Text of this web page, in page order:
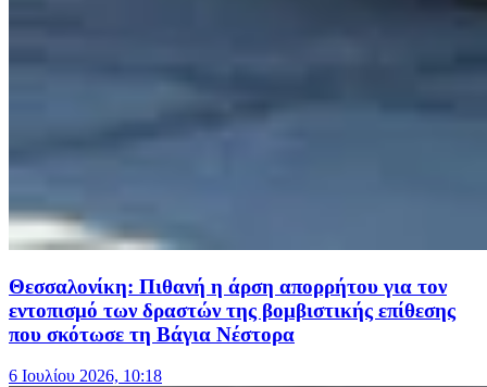
Θεσσαλονίκη: Πιθανή η άρση απορρήτου για τον
εντοπισμό των δραστών της βομβιστικής επίθεσης
που σκότωσε τη Βάγια Νέστορα
6 Ιουλίου 2026, 10:18